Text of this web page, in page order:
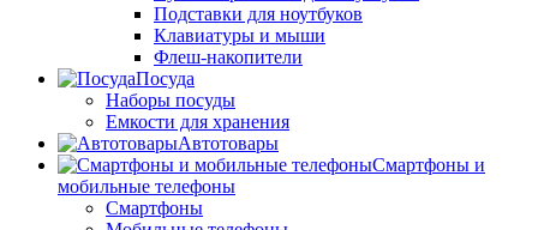
Подставки для ноутбуков
Клавиатуры и мыши
Флеш-накопители
Посуда
Наборы посуды
Емкости для хранения
Автотовары
Смартфоны и
мобильные телефоны
Смартфоны